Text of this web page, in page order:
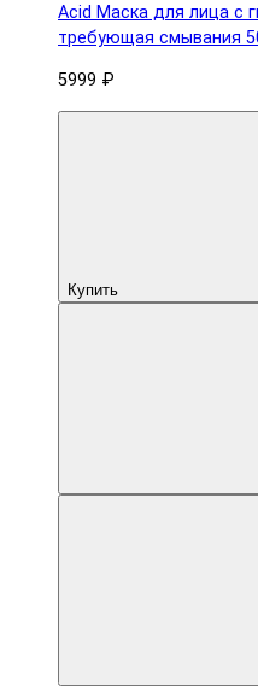
Acid Маска для лица с
требующая смывания
5999 ₽
Купить